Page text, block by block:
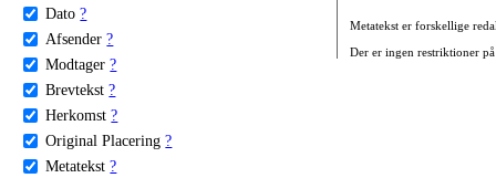
Dato ?
Afsender ?
Modtager ?
Brevtekst ?
Herkomst ?
Original Placering ?
Metatekst ?
Metatekst er forskellige
Der er ingen restriktioner